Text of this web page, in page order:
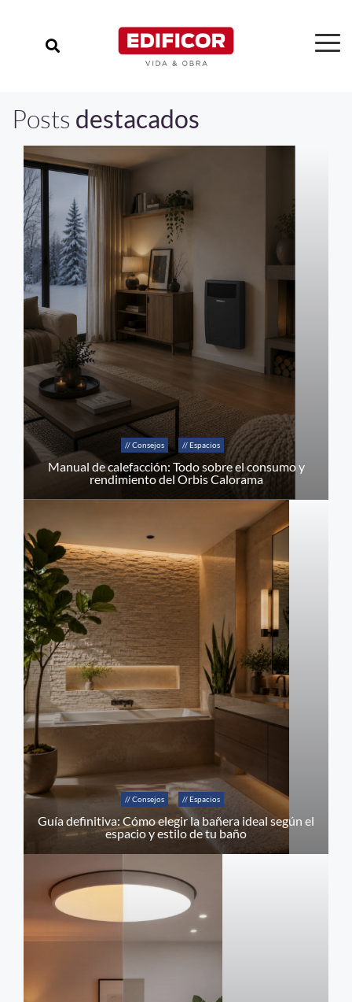
Posts destacados
// Consejos // Espacios
Manual de calefacción: Todo sobre el consumo y
rendimiento del Orbis Calorama
// Consejos // Espacios
Guía definitiva: Cómo elegir la bañera ideal según el
espacio y estilo de tu baño